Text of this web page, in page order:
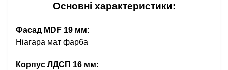
Основні характеристики:
Фасад MDF 19 мм:
Ніагара мат фарба
Корпус ЛДСП 16 мм: